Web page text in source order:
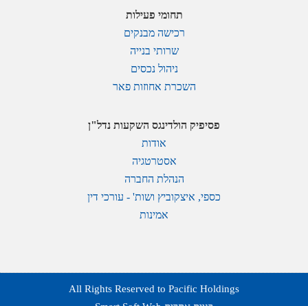
תחומי פעילות
רכישה מבנקים
שרותי בנייה
ניהול נכסים
השכרת אחוזות פאר
פסיפיק הולדינגס השקעות נדל"ן
אודות
אסטרטגיה
הנהלת החברה
כספי, איצקוביץ ושות' - עורכי דין
אמינות
All Rights Reserved to Pacific Holdings